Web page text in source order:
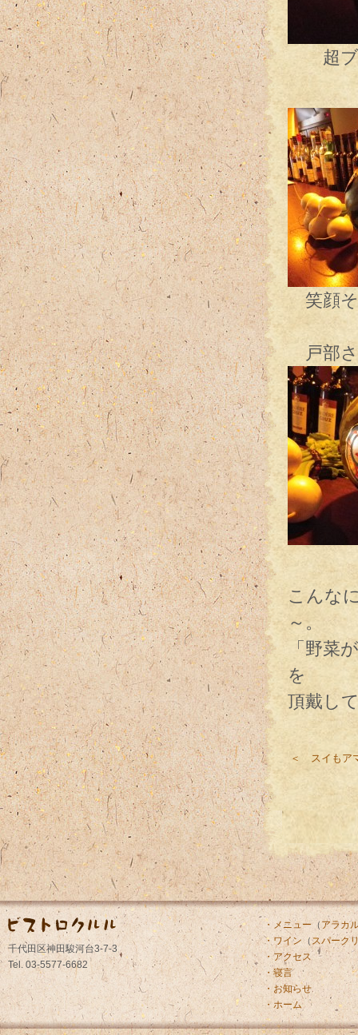
超ブ
届
笑顔そ
戸部
頑
こんな
～。
「野菜
を
頂戴し
＜ スイもア
千代田区神田駿河台3-7-3
Tel. 03-5577-6682
・メニュー（ アラカ
・ワイン （スパーク
・アクセス
・寝言
・お知らせ
・ホーム